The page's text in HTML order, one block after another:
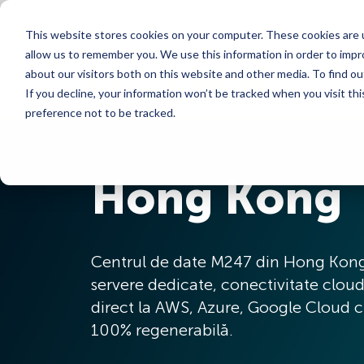
This website stores cookies on your computer. These cookies
allow us to remember you. We use this information in order to
about our visitors both on this website and other media. To find
If you decline, your information won’t be tracked when you visit
preference not to be tracked.
Hong Kong
Centrul de date M247 din Hong
servere dedicate, conectivitate
direct la AWS, Azure, Google
100% regenerabilă.